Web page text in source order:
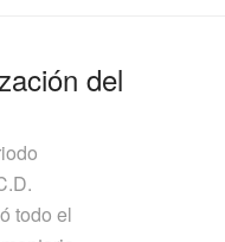
del
todo el